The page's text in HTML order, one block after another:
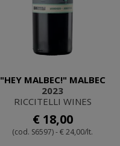
"HEY MALBEC!" MALBEC
2023
RICCITELLI WINES
€ 18,00
(cod. S6597) - € 24,00/lt.